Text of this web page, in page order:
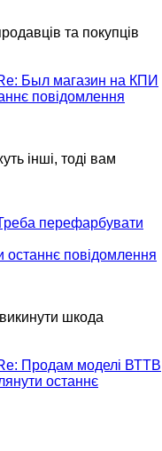
та покупців
Был магазин на КПИ
повідомлення
інші, тоді вам
перефарбувати
останнє повідомлення
шкода
Продам моделі ВТТВ
останнє